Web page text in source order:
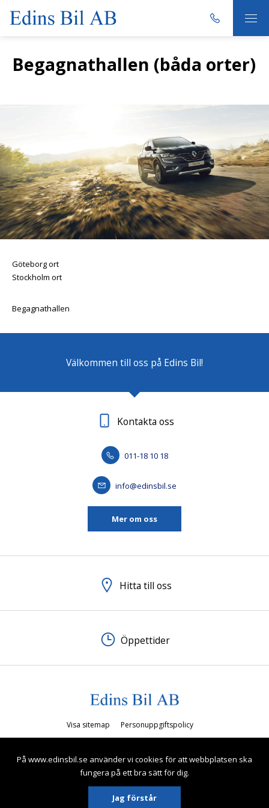
På www.edinsbil.se använder vi cookies för att webbplatsen ska
fungera på ett bra sätt för dig.
Jag förstår
Begagnathallen (båda orter)
Göteborg ort
Stockholm ort
Begagnathallen
Välkommen till oss på Edins Bil!
Kontakta oss
011-18 10 18
info@edinsbil.se
Mer om oss
Hitta till oss
Öppettider
Visa sitemap Personuppgiftspolicy